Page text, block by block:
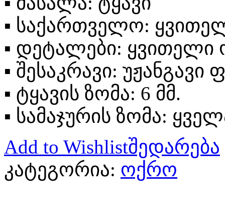
▪ საქართველო:
▪ დეტალები: ყვითელი
▪ შესაკრავი:
▪ ტყავის ზომა: 6 მმ.
▪ სამაჯურის ზომა:
Add to Wishlistშედარება
კატეგორია: ოქრო